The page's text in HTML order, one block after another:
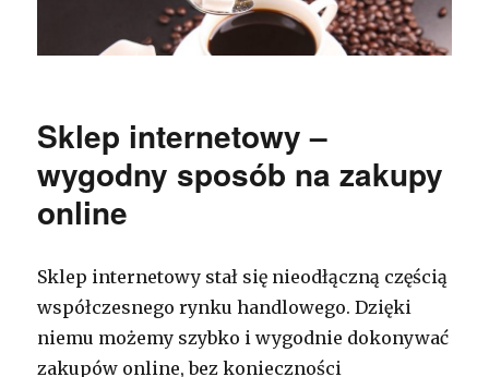
Sklep internetowy –
wygodny sposób na zakupy
online
Sklep internetowy stał się nieodłączną częścią
współczesnego rynku handlowego. Dzięki
niemu możemy szybko i wygodnie dokonywać
zakupów online, bez konieczności